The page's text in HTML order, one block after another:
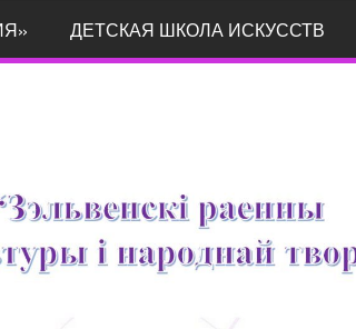
ДЕТСКАЯ ШКОЛА ИСКУССТВ